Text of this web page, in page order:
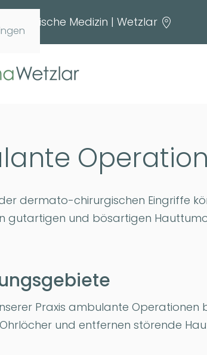
Ästhetische Medizin | Wetzlar
dermato-chirurgischen Eingriffe
gutartigen und bösartigen
Praxis ambulante
und entfernen störende